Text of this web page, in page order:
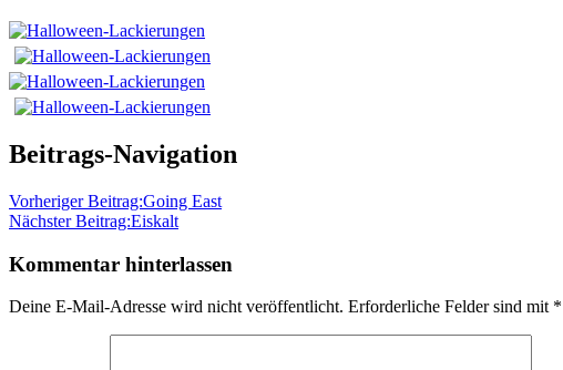
Beitrags-Navigation
Vorheriger Beitrag:Going East
Nächster Beitrag:Eiskalt
Kommentar hinterlassen
Deine E-Mail-Adresse wird nicht veröffentlicht. Erforderliche Felder sind mit *